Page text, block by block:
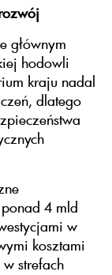
głównym
hodowli
kraju nadal
dlatego
4 mld
w
kosztami
strefach